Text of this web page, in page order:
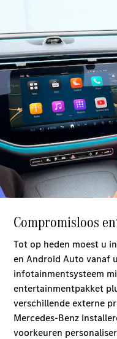
Terreinwagen
G-Klasse
Terreinwagen
Configurator
Mercedes-
Benz Store
Estate
Alle Estates
CLA
Shooting
Brake
Elektrisch
CLA
Shooting
Brake
C-Klasse
Estate
E-Klasse